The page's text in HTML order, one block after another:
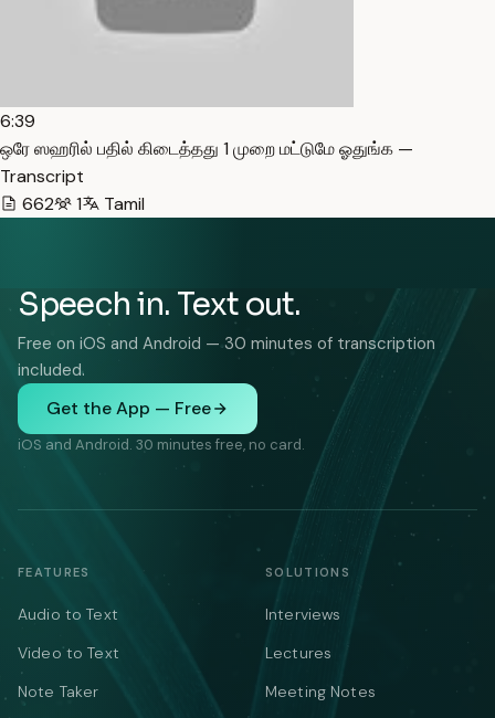
6:39
ஒரே ஸஹரில் பதில் கிடைத்தது 1 முறை மட்டுமே ஓதுங்க —
Transcript
662
1 Tamil
Speech in. Text out.
Free on iOS and Android — 30 minutes of transcription
included.
Get the App — Free
iOS and Android. 30 minutes free, no card.
FEATURES
Audio to Text
Video to Text
Note Taker
SOLUTIONS
Interviews
Lectures
Meeting Notes